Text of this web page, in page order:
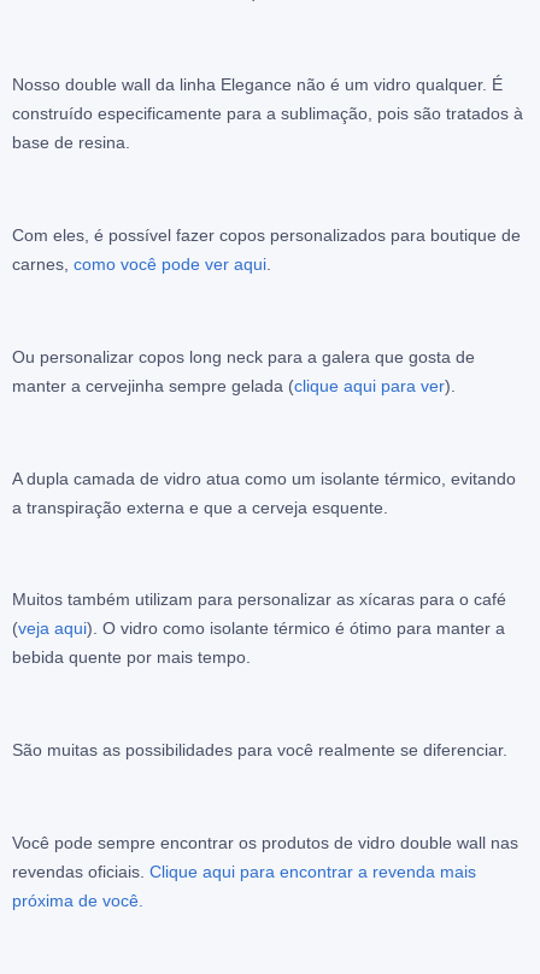
Nosso double wall da linha Elegance não é um vidro qualquer. É
construído especificamente para a sublimação, pois são tratados à
base de resina.
Com eles, é possível fazer copos personalizados para boutique de
carnes, como você pode ver aqui
Ou personalizar copos long neck para a galera que gosta de
manter a cervejinha sempre gelada (clique aqui para ver).
A dupla camada de vidro atua como um isolante térmico, evitando
a transpiração externa e que a cerveja esquente.
Muitos também utilizam para personalizar as xícaras para o café
(veja aqui). O vidro como isolante térmico é ótimo para manter a
bebida quente por mais tempo.
São muitas as possibilidades para você realmente se diferenciar.
Você pode sempre encontrar os produtos de vidro double wall nas
revendas oficiais. Clique aqui para encontrar a revenda mais
próxima de você.